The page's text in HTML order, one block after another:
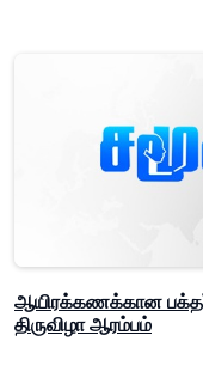
ஆயிரக்கணக்கான
திருவிழா ஆரம்பம்